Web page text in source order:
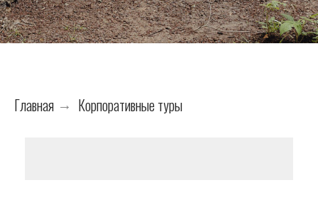
Главная → Корпоративные туры